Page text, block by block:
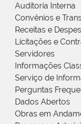
Auditoria Interna
Convênios e
Receitas e
Licitações e
Servidores
Informações
Serviço de
Perguntas
Dados Abertos
Obras em